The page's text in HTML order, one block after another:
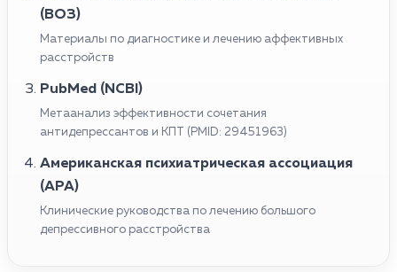
(ВОЗ)
Материалы по диагностике и лечению аффективных
расстройств
PubMed (NCBI)
Метаанализ эффективности сочетания
антидепрессантов и КПТ (PMID: 29451963)
Американская психиатрическая ассоциация
(APA)
Клинические руководства по лечению большого
депрессивного расстройства